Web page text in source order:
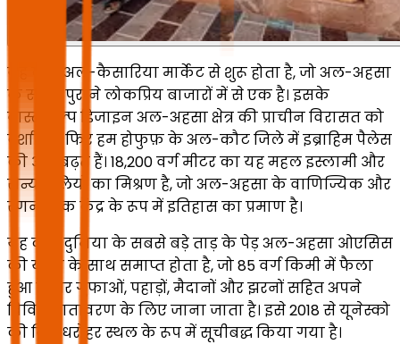
यह दौरा अल-कैसारिया मार्केट से शुरू होता है, जो अल-अहसा
के सबसे पुराने लोकप्रिय बाजारों में से एक है। इसके
वास्तुशिल्प डिजाइन अल-अहसा क्षेत्र की प्राचीन विरासत को
दर्शाते हैं। फिर हम होफुफ़ के अल-कौट जिले में इब्राहिम पैलेस
की ओर बढ़ते हैं। 18,200 वर्ग मीटर का यह महल इस्लामी और
सैन्य शैलियों का मिश्रण है, जो अल-अहसा के वाणिज्यिक और
रणनीतिक केंद्र के रूप में इतिहास का प्रमाण है।
यह दौरा दुनिया के सबसे बड़े ताड़ के पेड़ अल-अहसा ओएसिस
की यात्रा के साथ समाप्त होता है, जो 85 वर्ग किमी में फैला
हुआ है और गुफाओं, पहाड़ों, मैदानों और झरनों सहित अपने
विविध वातावरण के लिए जाना जाता है। इसे 2018 से यूनेस्को
की विश्व धरोहर स्थल के रूप में सूचीबद्ध किया गया है।